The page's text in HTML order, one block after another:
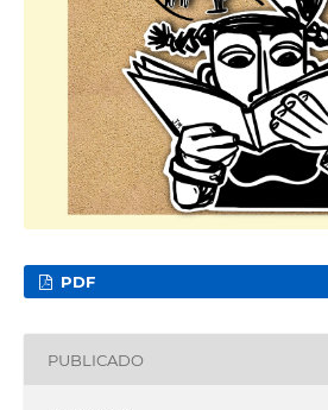
PDF
PUBLICADO